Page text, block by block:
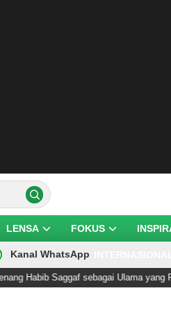
LENSA FOKUS
Kanal WhatsApp
Saggaf sebagai Ulama yang Rendah